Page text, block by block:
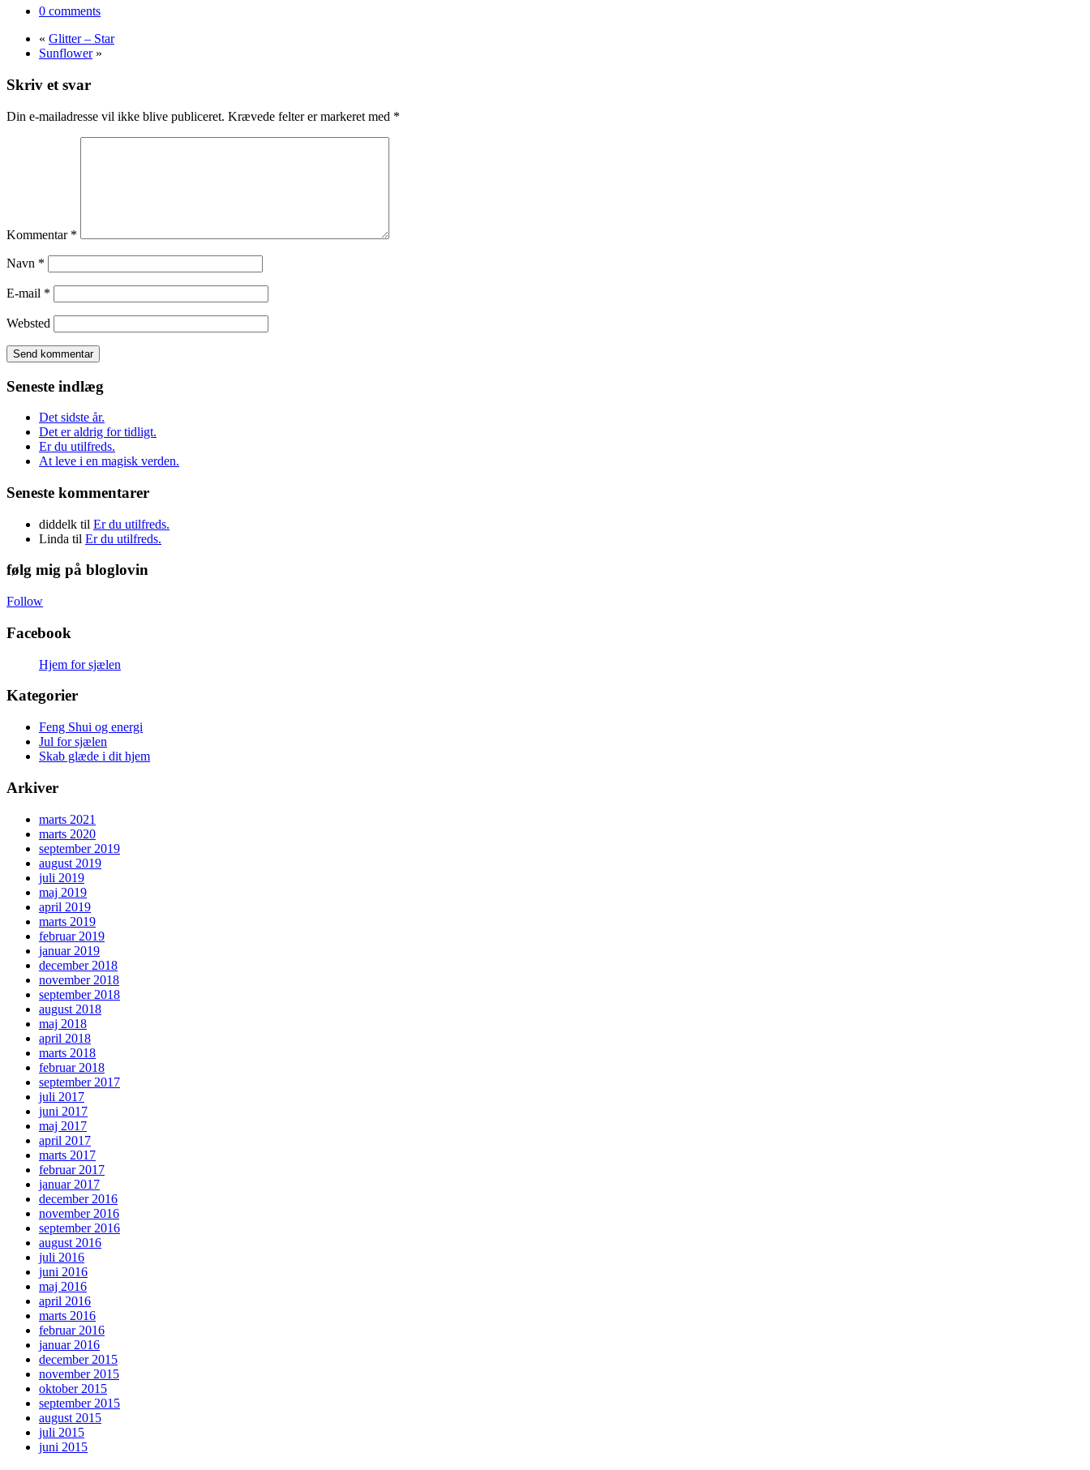
0 comments
« Glitter – Star
Sunflower»
Skriv et svar
Din e-mailadresse vil ikke blive publiceret. Krævede felter er markeret med *
Kommentar *
Navn *
E-mail *
Websted
Seneste indlæg
Det sidste år.
Det er aldrig for tidligt.
Er du utilfreds.
At leve i en magisk verden.
Seneste kommentarer
diddelk til Er du utilfreds.
Linda til Er du utilfreds.
følg mig på bloglovin
Follow
Facebook
Hjem for sjælen
Kategorier
Feng Shui og energi
Jul for sjælen
Skab glæde i dit hjem
Arkiver
marts 2021
marts 2020
september 2019
august 2019
juli 2019
maj 2019
april 2019
marts 2019
februar 2019
januar 2019
december 2018
november 2018
september 2018
august 2018
maj 2018
april 2018
marts 2018
februar 2018
september 2017
juli 2017
juni 2017
maj 2017
april 2017
marts 2017
februar 2017
januar 2017
december 2016
november 2016
september 2016
august 2016
juli 2016
juni 2016
maj 2016
april 2016
marts 2016
februar 2016
januar 2016
december 2015
november 2015
oktober 2015
september 2015
august 2015
juli 2015
juni 2015